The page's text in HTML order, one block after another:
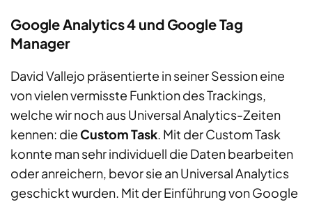
Google Analytics 4 und Google Tag
Manager
David Vallejo präsentierte in seiner Session eine
von vielen vermisste Funktion des Trackings,
welche wir noch aus Universal Analytics-Zeiten
kennen: die Custom Task. Mit der Custom Task
konnte man sehr individuell die Daten bearbeiten
oder anreichern, bevor sie an Universal Analytics
geschickt wurden. Mit der Einführung von Google